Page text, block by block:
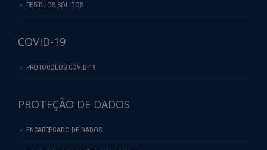
RESÍDUOS SÓLIDOS
COVID-19
PROTOCOLOS COVID-19
PROTEÇÃO DE DADOS
ENCARREGADO DE DADOS